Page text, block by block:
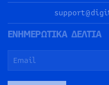
ΕΝΗΜΕΡΩΤΙΚΑ ΔΕΛΤΙΑ